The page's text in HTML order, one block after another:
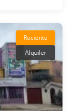
Reciente
Alquiler